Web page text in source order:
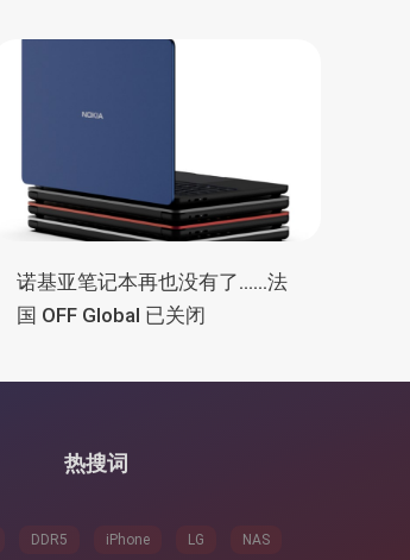
诺基亚笔记本再也没有了......法
国 OFF Global 已关闭
热搜词
DDR5 iPhone LG NAS